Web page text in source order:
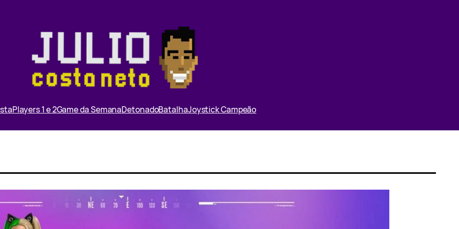
Players 1 e 2Game da SemanaDetonadoBatalhaJoystick Campeão